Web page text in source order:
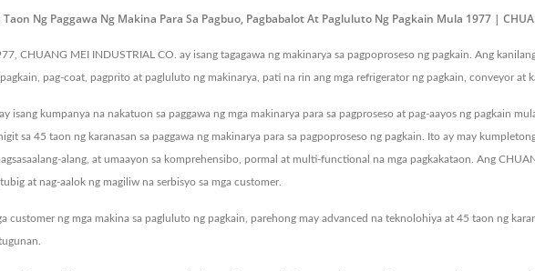
Ng Paggawa Ng Makina Para Sa Pagbuo, Pagbabalot At Pagluluto Ng Pagkain Mula 1977 |
CHUANG MEI INDUSTRIAL CO. ay isang tagagawa ng makinarya sa pagpoproseso ng pagkain. Ang
pag-coat, pagprito at pagluluto ng makinarya, pati na rin ang mga refrigerator ng pagkain, conveyor at
isang kumpanya na nakatuon sa paggawa ng mga makinarya para sa pagproseso at pag-aayos ng pagkain
sa 45 taon ng karanasan sa paggawa ng makinarya para sa pagpoproseso ng pagkain. Ito ay may
alang, at umaayon sa komprehensibo, pormal at multi-functional na mga pagkakataon. Ang
at nag-aalok ng magiliw na serbisyo sa mga customer.
customer ng mga makina sa pagluluto ng pagkain, parehong may advanced na teknolohiya at 45 taon ng